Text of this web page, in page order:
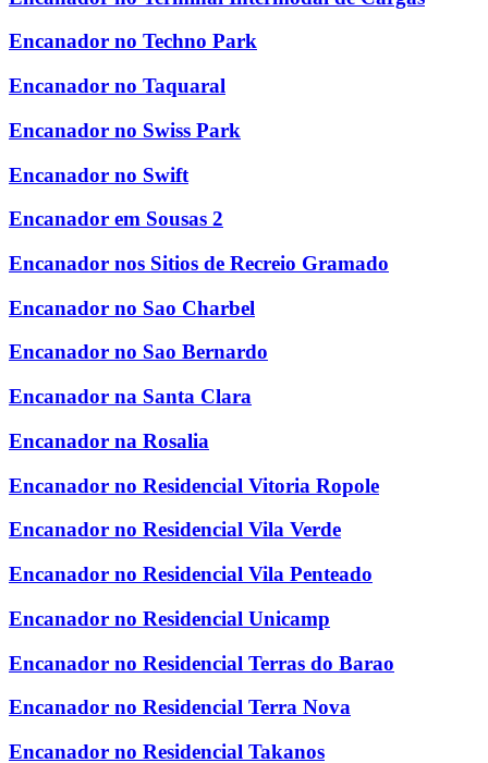
Encanador no Techno Park
Encanador no Taquaral
Encanador no Swiss Park
Encanador no Swift
Encanador em Sousas 2
Encanador nos Sitios de Recreio Gramado
Encanador no Sao Charbel
Encanador no Sao Bernardo
Encanador na Santa Clara
Encanador na Rosalia
Encanador no Residencial Vitoria Ropole
Encanador no Residencial Vila Verde
Encanador no Residencial Vila Penteado
Encanador no Residencial Unicamp
Encanador no Residencial Terras do Barao
Encanador no Residencial Terra Nova
Encanador no Residencial Takanos